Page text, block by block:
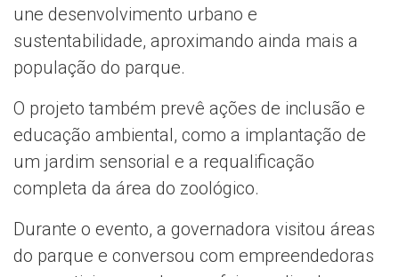
une desenvolvimento urbano e
sustentabilidade, aproximando ainda mais a
população do parque.
O projeto também prevê ações de inclusão e
educação ambiental, como a implantação de
um jardim sensorial e a requalificação
completa da área do zoológico.
Durante o evento, a governadora visitou áreas
do parque e conversou com empreendedoras